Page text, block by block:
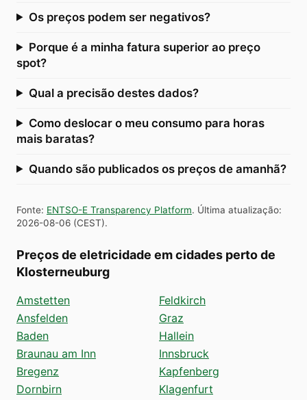
Os preços podem ser negativos?
Porque é a minha fatura superior ao preço
spot?
Qual a precisão destes dados?
Como deslocar o meu consumo para horas
mais baratas?
Quando são publicados os preços de amanhã?
Fonte: ENTSO-E Transparency Platform. Última atualização:
2026-08-06 (CEST).
Preços de eletricidade em cidades perto de
Klosterneuburg
Amstetten
Ansfelden
Baden
Braunau am Inn
Bregenz
Dornbirn
Feldkirch
Graz
Hallein
Innsbruck
Kapfenberg
Klagenfurt